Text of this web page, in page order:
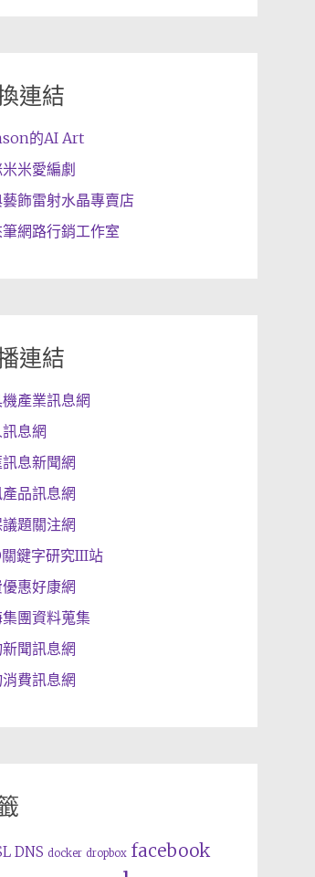
連結
的AI Art
米愛編劇
飾雷射水晶專賣店
網路行銷工作室
連結
產業訊息網
息網
息新聞網
品訊息網
題關注網
關鍵字研究III站
惠好康網
團資料蒐集
聞訊息網
費訊息網
DNS docker dropbox facebook